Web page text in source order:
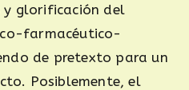
y glorificación del
farmacéutico-
de pretexto para un
Posiblemente, el